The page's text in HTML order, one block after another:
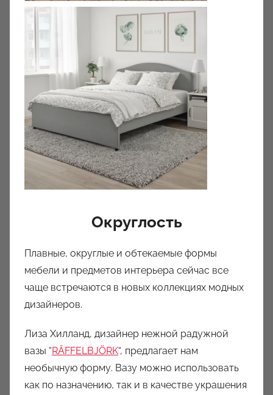
Округлость
Плавные, округлые и обтекаемые формы
мебели и предметов интерьера сейчас все
чаще встречаются в новых коллекциях модных
дизайнеров.
Лиза Хилланд, дизайнер нежной радужной
вазы “RÄFFELBJÖRK“, предлагает нам
необычную форму. Вазу можно использовать
как по назначению, так и в качестве украшения